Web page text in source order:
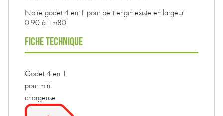
Notre godet 4 en 1 pour petit engin existe en largeur
0.90 à 1m80.
FICHE TECHNIQUE
Godet 4 en 1
pour mini
chargeuse